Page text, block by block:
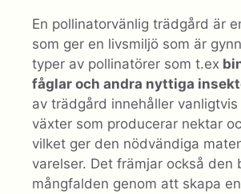
En pollinatorvänlig trädgård är
som ger en livsmiljö som är
typer av pollinatörer som t.ex
fåglar och andra nyttiga
av trädgård innehåller
växter som producerar nektar
vilket ger den nödvändiga
varelser. Det främjar också den
mångfalden genom att skapa